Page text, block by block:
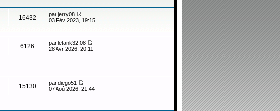
16432 par jerry08
03 Fév 2023, 19:15
6126 par letank32.08
28 Avr 2026, 20:11
15130 par diego51
07 Aoû 2026, 21:44